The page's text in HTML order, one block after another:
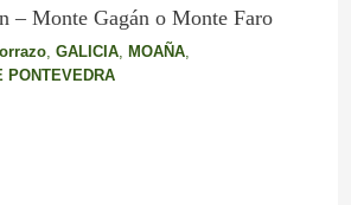
– Monte Gagán o Monte Faro
, GALICIA, MOAÑA,
PONTEVEDRA